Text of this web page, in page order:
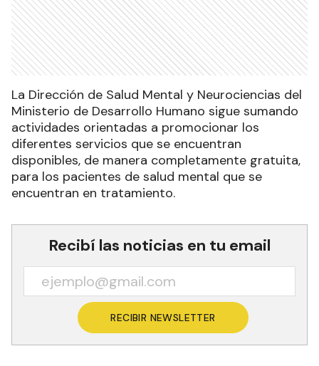
La Dirección de Salud Mental y Neurociencias del
Ministerio de Desarrollo Humano sigue sumando
actividades orientadas a promocionar los
diferentes servicios que se encuentran
disponibles, de manera completamente gratuita,
para los pacientes de salud mental que se
encuentran en tratamiento.
Recibí las noticias en tu email
RECIBIR NEWSLETTER